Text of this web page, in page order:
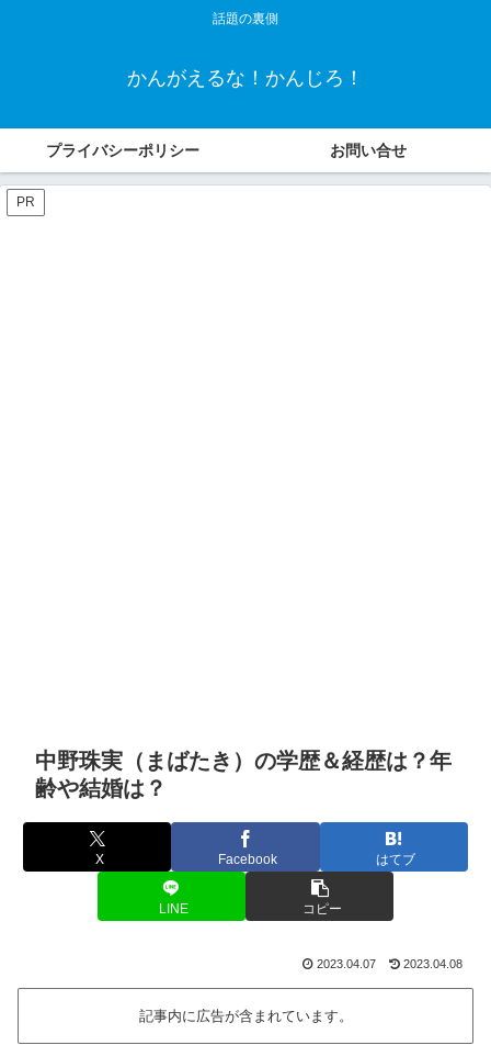
話題の裏側
かんがえるな！かんじろ！
プライバシーポリシー お問い合せ
PR
中野珠実（まばたき）の学歴＆経歴は？年
齢や結婚は？
X Facebook はてブ
LINE コピー
2023.04.07 2023.04.08
記事内に広告が含まれています。